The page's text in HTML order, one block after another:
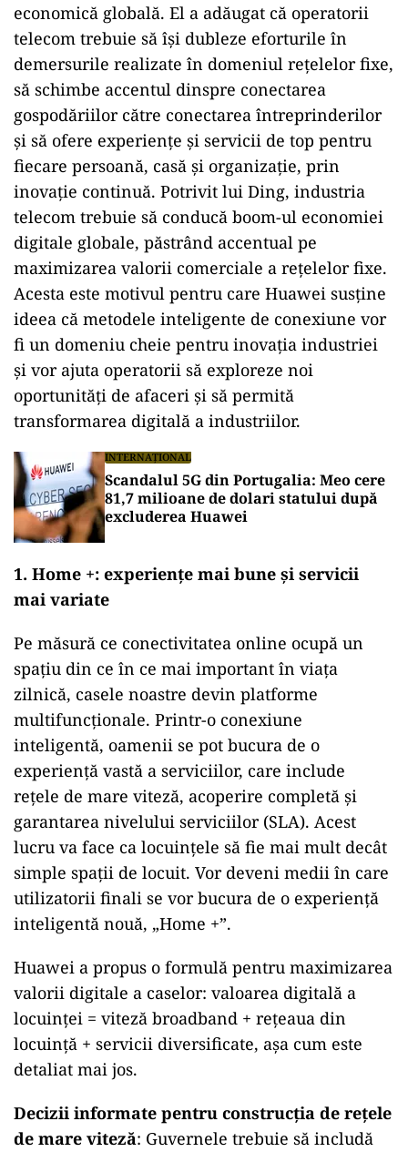
economică globală. El a adăugat că operatorii
telecom trebuie să își dubleze eforturile în
demersurile realizate în domeniul reţelelor fixe,
să schimbe accentul dinspre conectarea
gospodăriilor către conectarea întreprinderilor
și să ofere experiențe şi servicii de top pentru
fiecare persoană, casă și organizație, prin
inovație continuă. Potrivit lui Ding, industria
telecom trebuie să conducă boom-ul economiei
digitale globale, păstrând accentual pe
maximizarea valorii comerciale a rețelelor fixe.
Acesta este motivul pentru care Huawei susține
ideea că metodele inteligente de conexiune vor
fi un domeniu cheie pentru inovația industriei
și vor ajuta operatorii să exploreze noi
oportunități de afaceri și să permită
transformarea digitală a industriilor.
INTERNAȚIONAL
Scandalul 5G din Portugalia: Meo cere
81,7 milioane de dolari statului după
excluderea Huawei
1. Home +: experiențe mai bune și servicii
mai variate
Pe măsură ce conectivitatea online ocupă un
spaţiu din ce în ce mai important în viața
zilnică, casele noastre devin platforme
multifuncționale. Printr-o conexiune
inteligentă, oamenii se pot bucura de o
experiență vastă a serviciilor, care include
reţele de mare viteză, acoperire completă și
garantarea nivelului serviciilor (SLA). Acest
lucru va face ca locuinţele să fie mai mult decât
simple spații de locuit. Vor deveni medii în care
utilizatorii finali se vor bucura de o experiență
inteligentă nouă, „Home +”.
Huawei a propus o formulă pentru maximizarea
valorii digitale a caselor: valoarea digitală a
locuinţei = viteză broadband + rețeaua din
locuință + servicii diversificate, aşa cum este
detaliat mai jos.
Decizii informate pentru construcția de rețele
de mare viteză: Guvernele trebuie să includă